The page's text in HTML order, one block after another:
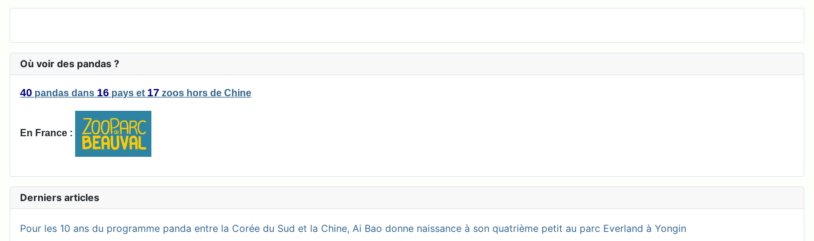
Où voir des pandas ?
40 pandas dans 16 pays et 17 zoos hors de Chine
En France :
Derniers articles
Pour les 10 ans du programme panda entre la Corée du Sud et la Chine, Ai Bao donne naissance à son quatrième petit au parc Everland à Yongin